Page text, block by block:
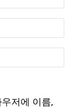
저에 이름,